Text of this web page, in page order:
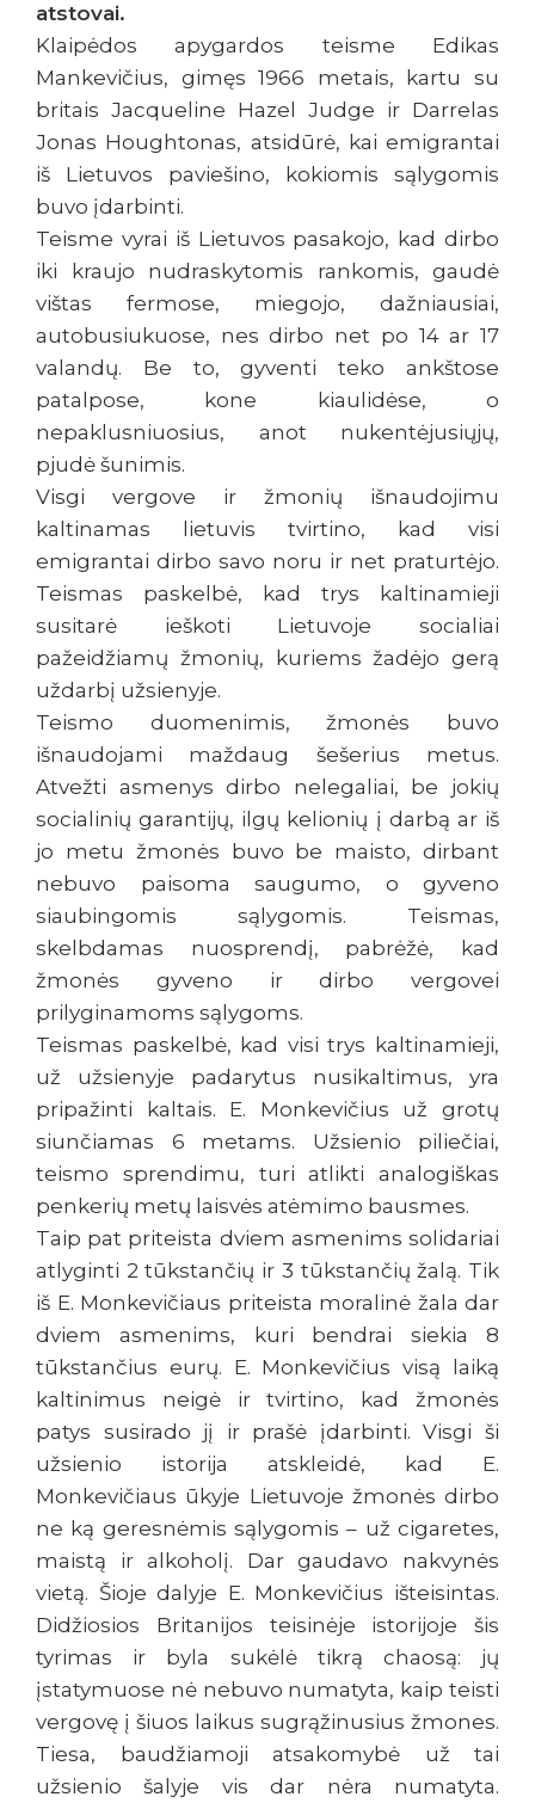
atstovai.
Klaipėdos apygardos teisme Edikas
Mankevičius, gimęs 1966 metais, kartu su
britais Jacqueline Hazel Judge ir Darrelas
Jonas Houghtonas, atsidūrė, kai emigrantai
iš Lietuvos paviešino, kokiomis sąlygomis
buvo įdarbinti.
Teisme vyrai iš Lietuvos pasakojo, kad dirbo
iki kraujo nudraskytomis rankomis, gaudė
vištas fermose, miegojo, dažniausiai,
autobusiukuose, nes dirbo net po 14 ar 17
valandų. Be to, gyventi teko ankštose
patalpose, kone kiaulidėse, o
nepaklusniuosius, anot nukentėjusiųjų,
pjudė šunimis.
Visgi vergove ir žmonių išnaudojimu
kaltinamas lietuvis tvirtino, kad visi
emigrantai dirbo savo noru ir net praturtėjo.
Teismas paskelbė, kad trys kaltinamieji
susitarė ieškoti Lietuvoje socialiai
pažeidžiamų žmonių, kuriems žadėjo gerą
uždarbį užsienyje.
Teismo duomenimis, žmonės buvo
išnaudojami maždaug šešerius metus.
Atvežti asmenys dirbo nelegaliai, be jokių
socialinių garantijų, ilgų kelionių į darbą ar iš
jo metu žmonės buvo be maisto, dirbant
nebuvo paisoma saugumo, o gyveno
siaubingomis sąlygomis. Teismas,
skelbdamas nuosprendį, pabrėžė, kad
žmonės gyveno ir dirbo vergovei
prilyginamoms sąlygoms.
Teismas paskelbė, kad visi trys kaltinamieji,
už užsienyje padarytus nusikaltimus, yra
pripažinti kaltais. E. Monkevičius už grotų
siunčiamas 6 metams. Užsienio piliečiai,
teismo sprendimu, turi atlikti analogiškas
penkerių metų laisvės atėmimo bausmes.
Taip pat priteista dviem asmenims solidariai
atlyginti 2 tūkstančių ir 3 tūkstančių žalą. Tik
iš E. Monkevičiaus priteista moralinė žala dar
dviem asmenims, kuri bendrai siekia 8
tūkstančius eurų. E. Monkevičius visą laiką
kaltinimus neigė ir tvirtino, kad žmonės
patys susirado jį ir prašė įdarbinti. Visgi ši
užsienio istorija atskleidė, kad E.
Monkevičiaus ūkyje Lietuvoje žmonės dirbo
ne ką geresnėmis sąlygomis – už cigaretes,
maistą ir alkoholį. Dar gaudavo nakvynės
vietą. Šioje dalyje E. Monkevičius išteisintas.
Didžiosios Britanijos teisinėje istorijoje šis
tyrimas ir byla sukėlė tikrą chaosą: jų
įstatymuose nė nebuvo numatyta, kaip teisti
vergovę į šiuos laikus sugrąžinusius žmones.
Tiesa, baudžiamoji atsakomybė už tai
užsienio šalyje vis dar nėra numatyta.